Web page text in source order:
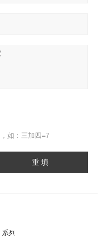
如：三加四=7
列